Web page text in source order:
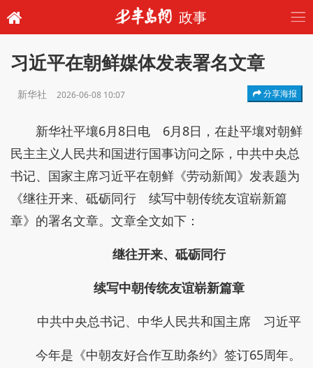
政事
习近平在朝鲜媒体发表署名文章
新华社 2026-06-08 10:07 分享海报
新华社平壤6月8日电 6月8日，在赴平壤对朝鲜
民主主义人民共和国进行国事访问之际，中共中央总
书记、国家主席习近平在朝鲜《劳动新闻》发表题为
《继往开来、砥砺同行 续写中朝传统友谊崭新篇
章》的署名文章。文章全文如下：
继往开来、砥砺同行
续写中朝传统友谊崭新篇章
中共中央总书记、中华人民共和国主席 习近平
今年是《中朝友好合作互助条约》签订65周年。